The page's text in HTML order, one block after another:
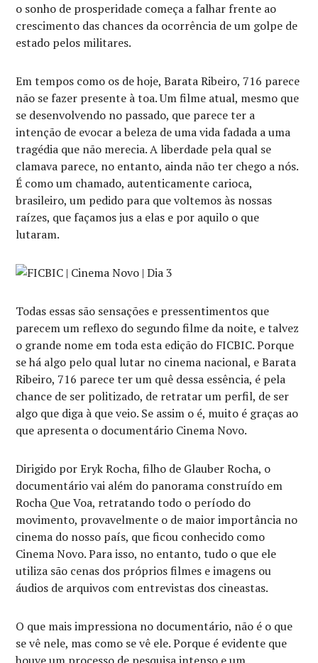
o sonho de prosperidade começa a falhar frente ao
crescimento das chances da ocorrência de um golpe de
estado pelos militares.
Em tempos como os de hoje, Barata Ribeiro, 716 parece
não se fazer presente à toa. Um filme atual, mesmo que
se desenvolvendo no passado, que parece ter a
intenção de evocar a beleza de uma vida fadada a uma
tragédia que não merecia. A liberdade pela qual se
clamava parece, no entanto, ainda não ter chego a nós.
É como um chamado, autenticamente carioca,
brasileiro, um pedido para que voltemos às nossas
raízes, que façamos jus a elas e por aquilo o que
lutaram.
Todas essas são sensações e pressentimentos que
parecem um reflexo do segundo filme da noite, e talvez
o grande nome em toda esta edição do FICBIC. Porque
se há algo pelo qual lutar no cinema nacional, e Barata
Ribeiro, 716 parece ter um quê dessa essência, é pela
chance de ser politizado, de retratar um perfil, de ser
algo que diga à que veio. Se assim o é, muito é graças ao
que apresenta o documentário Cinema Novo.
Dirigido por Eryk Rocha, filho de Glauber Rocha, o
documentário vai além do panorama construído em
Rocha Que Voa, retratando todo o período do
movimento, provavelmente o de maior importância no
cinema do nosso país, que ficou conhecido como
Cinema Novo. Para isso, no entanto, tudo o que ele
utiliza são cenas dos próprios filmes e imagens ou
áudios de arquivos com entrevistas dos cineastas.
O que mais impressiona no documentário, não é o que
se vê nele, mas como se vê ele. Porque é evidente que